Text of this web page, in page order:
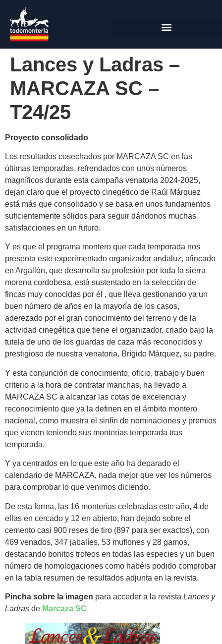
Lances y Ladras –
MARCAZA SC –
T24/25
Proyecto consolidado
Los resultados cosechados por MARCAZA SC en las
últimas temporadas, refrendados con unos números
magníficos durante esta campaña venatoria 2024-2025,
dejan claro que el proyecto cinegético de Raúl Márquez
está más que consolidado y se basa en unos fundamentos
suficientemente sólidos para seguir dándonos muchas
satisfacciones en un futuro.
Y es que el programa montero que cada temporada nos
presenta este experimentado organizador andaluz, afincado
en Argallón, que desarrolla su profesión por toda la sierra
morena cordobesa, está sustentado en la selección de
fincas muy conocidas por él , que lleva gestionando ya un
buen número de años en la mayoría de los casos,
aderezado por el gran conocimiento del terreno y de la
actividad cinegética que tiene el organizador, criado bajo la
tutela de uno de los guardas de caza más reconocidos y
prestigioso de nuestra venatoria, Brígido Márquez, su padre.
Y esta conjunción de conocimiento, oficio, trabajo y buen
criterio a la hora de contratar manchas, ha llevado a
MARCAZA SC a alcanzar las cotas de excelencia y
reconocimiento que ya la definen en el ámbito montero
nacional, como muestra el sinfín de nominaciones y premios
que vienen teniendo sus monterías temporada tras
temporada.
Y ya centrados en lo que este año ha deparado el
calendario de MARCAZA, nada mejor que ver los números
para comprobar lo que venimos diciendo.
De esta forma, las 16 monterías celebradas este año, 4 de
ellas en cercado y 12 en abierto, han dejado sobre el
cemento casi 900 reses de tiro (897 para ser exactos), con
469 venados, 347 jabalíes, 53 muflones y 28 gamos,
destacando bonitos trofeos en todas las especies y un buen
número de homologaciones como habéis podido comprobar
en la tabla resumen de resultados adjunta en la revista.
Pincha sobre la imagen para acceder a la revista Lances y
Ladras de Marcaza SC